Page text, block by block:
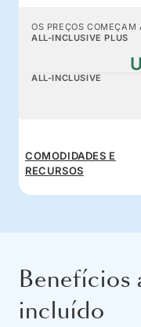
OS PREÇOS COMEÇAM
ALL-INCLUSIVE PLUS
ALL-INCLUSIVE
COMODIDADES E
RECURSOS
Benefícios
incluído